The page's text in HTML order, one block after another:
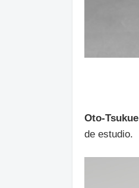
Oto-Tsukue
de estudio.